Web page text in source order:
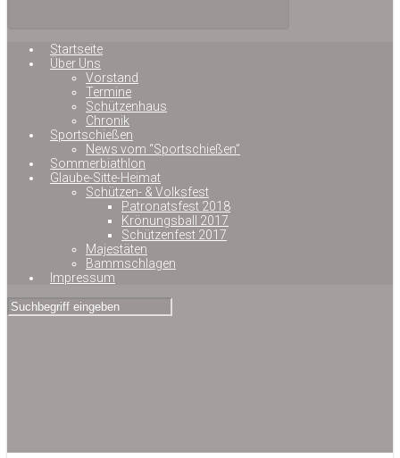
Startseite
Über Uns
Vorstand
Termine
Schützenhaus
Chronik
Sportschießen
News vom “Sportschießen”
Sommerbiathlon
Glaube-Sitte-Heimat
Schützen- & Volksfest
Patronatsfest 2018
Krönungsball 2017
Schützenfest 2017
Majestäten
Bammschlagen
Impressum